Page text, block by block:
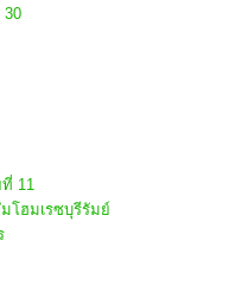
11
โฮมเรซบุรีรัมย์